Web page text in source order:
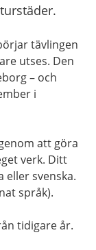
tävlingen
utses. Den
– och
i
att göra
verk. Ditt
eller svenska.
språk).
tidigare år.